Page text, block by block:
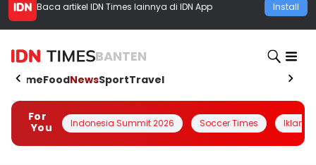
Baca artikel IDN Times lainnya di IDN App Install
BANTEN
HomeFoodNewsSportTravel
For
You
Indonesia Summit 2026 Soccer Times Iklanin